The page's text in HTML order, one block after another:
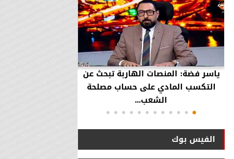
ياسر فضة: المنصات الهاربة تبحث عن
التكسب المادي على حساب مصلحة
الشعب...
الفيس بوك